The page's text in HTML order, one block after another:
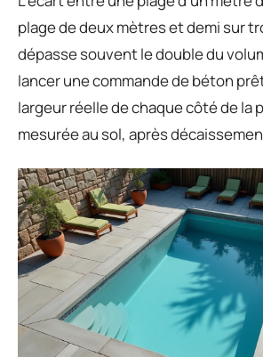
plage de deux mètres et demi sur
dépasse souvent le double du
lancer une commande de béton prêt
largeur réelle de chaque côté de la
mesurée au sol, après